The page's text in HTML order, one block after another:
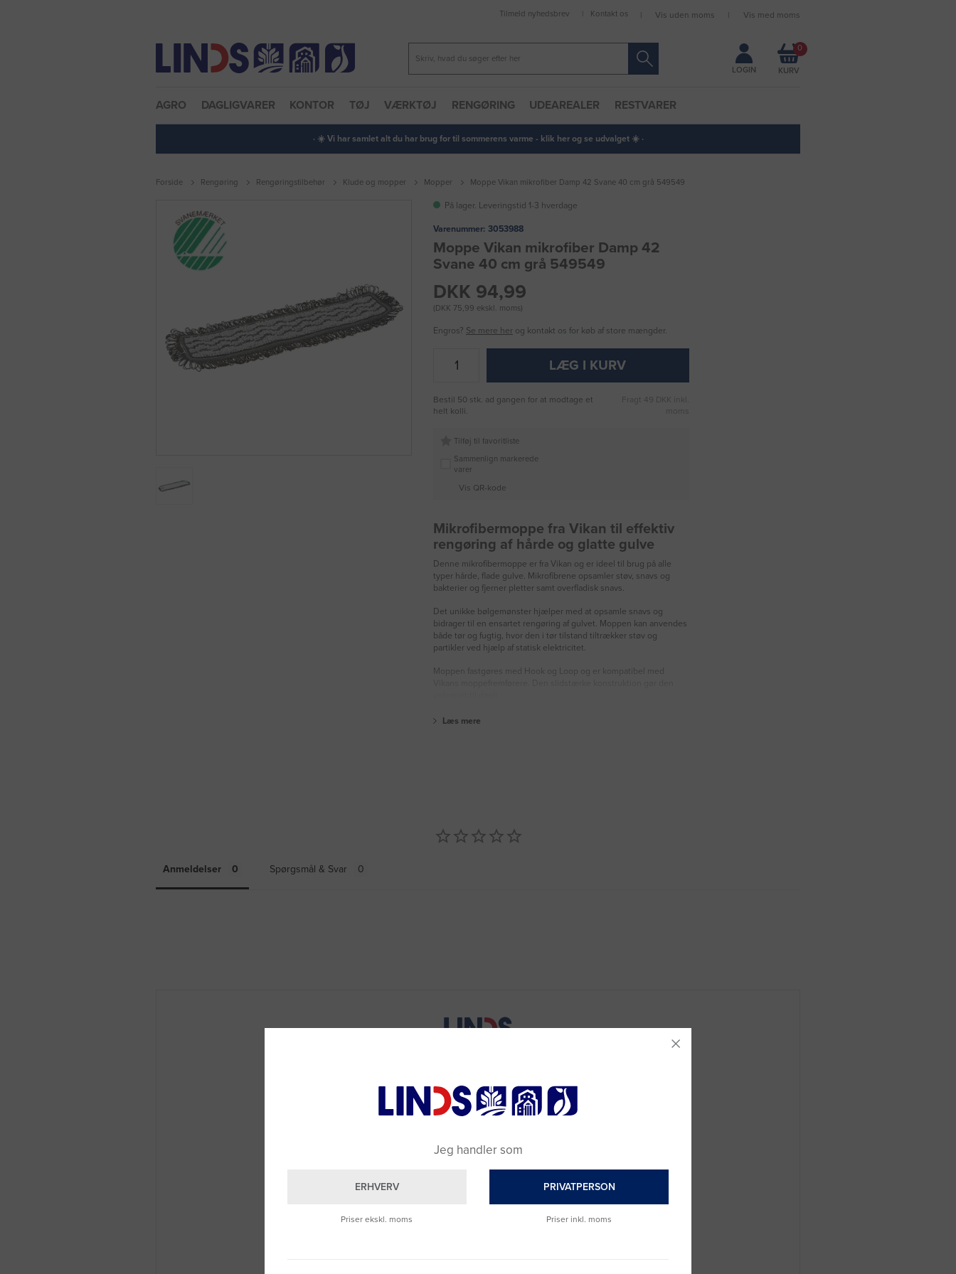
Forbliv logget ind
Tilmeld nyhedsbrev Kontakt os Vis uden moms Vis med moms
LOGIN
0
AGRO DAGLIGVARER KONTOR TØJ VÆRKTØJ RENGØRING UDEAREALER RESTVARER
· ☀️ Vi har samlet alt du har brug for til sommerens varme - klik her og se udvalget ☀️ ·
Forside Rengøring Rengøringstilbehør Klude og mopper Mopper Moppe Vikan mikrofiber Damp 42 Svane 40 cm grå 549549
På lager. Leveringstid 1-3 hverdage
Varenummer: 3053988
Moppe Vikan mikrofiber Damp 42
Svane 40 cm grå 549549
DKK 94,99
(DKK 75,99 ekskl. moms)
Engros? Se mere her og kontakt os for køb af store mængder.
LÆG I KURV
Bestil 50 stk. ad gangen for at modtage et
helt kolli.
Fragt 49 DKK inkl.
Tilføj til favoritliste
Sammenlign markerede
varer
Vis QR-kode
Mikrofibermoppe fra Vikan til effektiv
rengøring af hårde og glatte gulve
Denne mikrofibermoppe er fra Vikan og er ideel til brug på alle
typer hårde, flade gulve. Mikrofibrene opsamler støv, snavs og
bakterier og fjerner pletter samt overfladisk snavs.
Det unikke bølgemønster hjælper med at opsamle snavs og
bidrager til en ensartet rengøring af gulvet. Moppen kan anvendes
både tør og fugtig, hvor den i tør tilstand tiltrækker støv og
partikler ved hjælp af statisk elektricitet.
Moppen fastgøres med Hook og Loop og er kompatibel med
Læs mere
Anmeldelser Spørgsmål & Svar
Jeg handler som
ERHVERV
Priser ekskl. moms
PRIVATPERSON
Priser inkl. moms